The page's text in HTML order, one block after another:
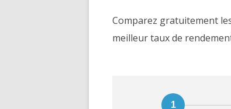
Comparez gratuitement
meilleur taux de